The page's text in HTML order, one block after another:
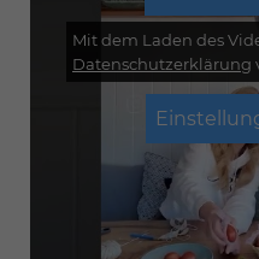
Mit dem Laden des
Datenschutzerklärung